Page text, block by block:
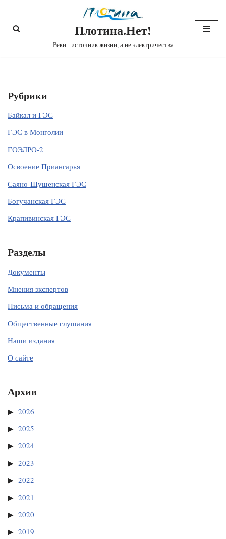
Перейти
Плотина.Нет!
Реки - источник жизни, а не электричества
Рубрики
Байкал и ГЭС
ГЭС в Монголии
ГОЭЛРО-2
Освоение Приангарья
Саяно-Шушенская ГЭС
Богучанская ГЭС
Крапивинская ГЭС
Разделы
Документы
Мнения экспертов
Письма и обращения
Общественные слушания
Наши издания
О сайте
Архив
2026
2025
2024
2023
2022
2021
2020
2019